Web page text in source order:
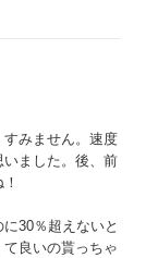
みません。速度
ました。後、前
30％超えないと
良いの貰っちゃ